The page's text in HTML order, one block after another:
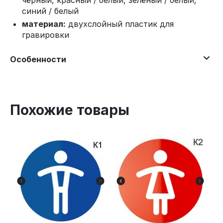
синий / белый
материал: двухслойный пластик для
гравировки
Особенности
Похожие товары